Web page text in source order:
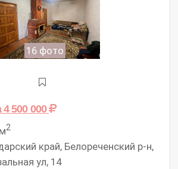
16 фото
4 500 000
2
край, Белореченский р-н,
ул, 14